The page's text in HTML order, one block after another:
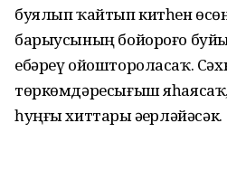
буялып ҡайтып китһен
барыусының бойороғо
ебәреү ойоштороласаҡ.
төркөмдәресығыш
һуңғы хиттарҙы әҙерләйәсәк.